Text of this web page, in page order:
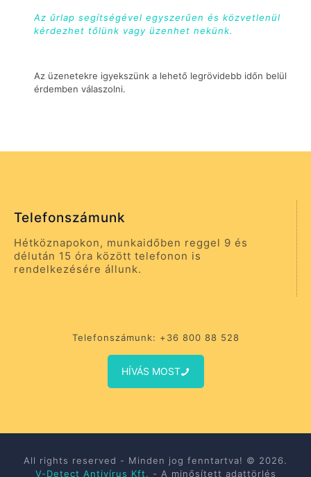
Az űrlap segítségével egyszerűen és közvetlenül
kérdezhet tőlünk vagy üzenhet nekünk.
Az üzenetekre igyekszünk a lehető legrövidebb időn belül
érdemben válaszolni.
Telefonszámunk
Hétköznapokon, munkaidőben reggel 9 és
délután 15 óra között telefonon is
rendelkezésére állunk.
Telefonszámunk: +36 800 88 528
HÍVÁS MOST
All rights reserved - Minden jog fenntartva! © 2026.
V-Detect Antivírus Kft. - A minősített adattörlés